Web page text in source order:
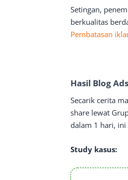
Setingan,
berkualitas
Pembatasan
Hasil Blog
Secarik cerita
share lewat
dalam 1 hari, ini
Study kasus: